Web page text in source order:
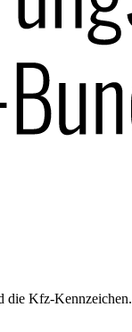
die Kfz-Kennzeichen.